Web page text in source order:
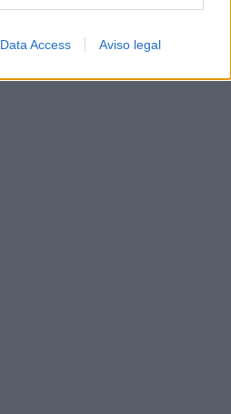
Data Access Aviso legal